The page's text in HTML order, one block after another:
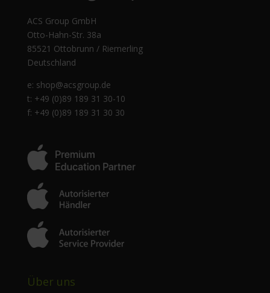
ACS Group GmbH
Otto-Hahn-Str. 38a
85521 Ottobrunn / Riemerling
Deutschland
e: shop@acsgroup.de
t: +49 (0)89 189 31 30-10
f: +49 (0)89 189 31 30 30
Über uns